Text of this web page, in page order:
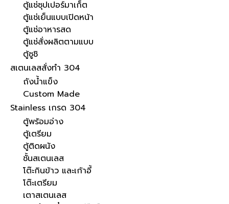
ตู้แช่ซุปเปอร์มาเก็ต
ตู้แช่เย็นแบบเปิดหน้า
ตู้แช่อาหารสด
ตู้แช่สั่งผลิตตามแบบ
ตู้ซูชิ
สเตนเลสสั่งทำ 304
ถังน้ำแข็ง
Custom Made
Stainless เกรด 304
ตู้พร้อมอ่าง
ตู้เตรียม
ตู้ติดผนัง
ชั้นสเตนเลส
โต๊ะกินข้าว และเก้าอี้
โต๊ะเตรียม
เตาสเตนเลส